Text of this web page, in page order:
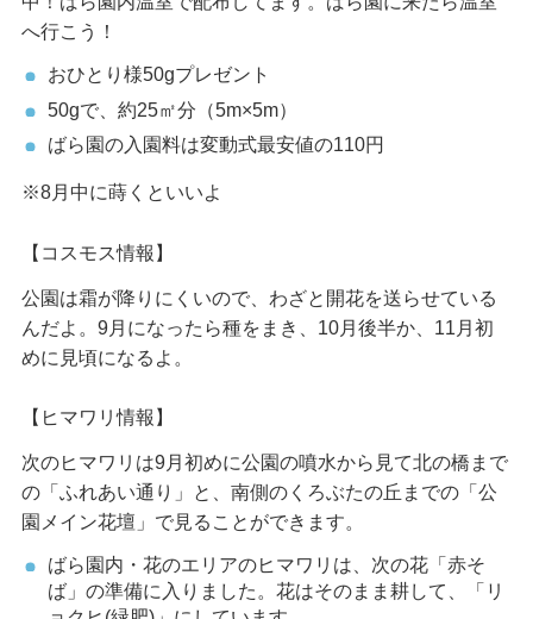
へ行こう！
おひとり様50gプレゼント
50gで、約25㎡分（5m×5m）
ばら園の入園料は変動式最安値の110円
※8月中に蒔くといいよ
【コスモス情報】
公園は霜が降りにくいので、わざと開花を送らせている
んだよ。9月になったら種をまき、10月後半か、11月初
めに見頃になるよ。
【ヒマワリ情報】
次のヒマワリは9月初めに公園の噴水から見て北の橋まで
の「ふれあい通り」と、南側のくろぶたの丘までの「公
園メイン花壇」で見ることができます。
ばら園内・花のエリアのヒマワリは、次の花「赤そ
ば」の準備に入りました。花はそのまま耕して、「リ